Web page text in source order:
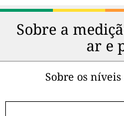
Sobre a
ar e
Sobre os